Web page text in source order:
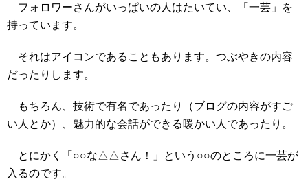
フォロワーさんがいっぱいの人はたいてい、「一芸」を
持っています。
それはアイコンであることもあります。つぶやきの内容
だったりします。
もちろん、技術で有名であったり（ブログの内容がすご
い人とか）、魅力的な会話ができる暖かい人であったり。
とにかく「○○な△△さん！」という○○のところに一芸が
入るのです。